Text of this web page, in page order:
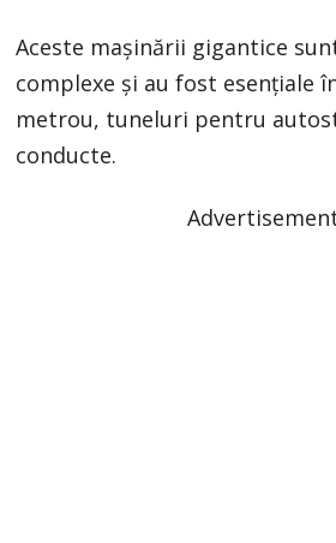
Aceste mașinării gigantice
complexe și au fost esențiale
metrou, tuneluri pentru
conducte.